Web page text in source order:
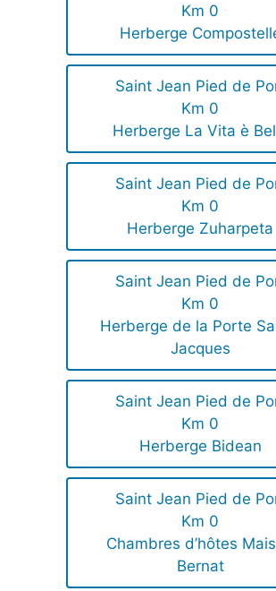
Km 0
Herberge
Saint Jean Pied de
Km 0
Herberge La Vita è
Saint Jean Pied de
Km 0
Herberge Zuharpeta
Saint Jean Pied de
Km 0
Herberge de la Porte
Jacques
Saint Jean Pied de
Km 0
Herberge Bidean
Saint Jean Pied de
Km 0
Chambres d’hôtes
Bernat